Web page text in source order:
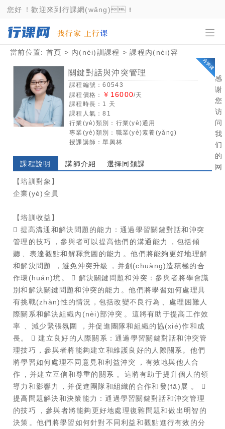
91国产精品_91视频一区_久久久久丝袜_久热
您好！歡迎來到行課網(wǎng)！
當前位置: 首頁 > 內(nèi)訓課程 > 課程內(nèi)容
關鍵對話與沖突管理
課程編號：60543
課程價格：
￥16000/天
課程時長：1 天
課程人氣：81
行業(yè)類別： 行業(yè)通用
專業(yè)類別： 職業(yè)素養(yǎng)
授課講師：單興林
課程說明 講師介紹 選擇同類課
【培訓對象】
企業(yè)全員
【培訓收益】
 提高溝通和解決問題的能力：通過學習關鍵對話和沖突
管理的技巧，參與者可以提高他們的溝通能力，包括傾
聽、表達觀點和解釋意圖的能力。他們將能夠更好地理解
和解決問題，避免沖突升級，并創(chuàng)造積極的合
作環(huán)境。  解決關鍵問題和沖突：參與者將學會識
別和解決關鍵問題和沖突的能力。他們將學習如何處理具
有挑戰(zhàn)性的情況，包括改變不良行為、處理困難人
際關系和解決組織內(nèi)部沖突。這將有助于提高工作效
率、減少緊張氛圍，并促進團隊和組織的協(xié)作和成
長。  建立良好的人際關系：通過學習關鍵對話和沖突管
理技巧，參與者將能夠建立和維護良好的人際關系。他們
將學習如何處理不同意見和利益沖突，有效地與他人合
作，并建立互信和尊重的關系。這將有助于提升個人的領
導力和影響力，并促進團隊和組織的合作和發(fā)展。 
提高問題解決和決策能力：通過學習關鍵對話和沖突管理
的技巧，參與者將能夠更好地處理復雜問題和做出明智的
決策。他們將學習如何針對不同利益和觀點進行有效的分
感
谢
您
访
问
我
们
的
网